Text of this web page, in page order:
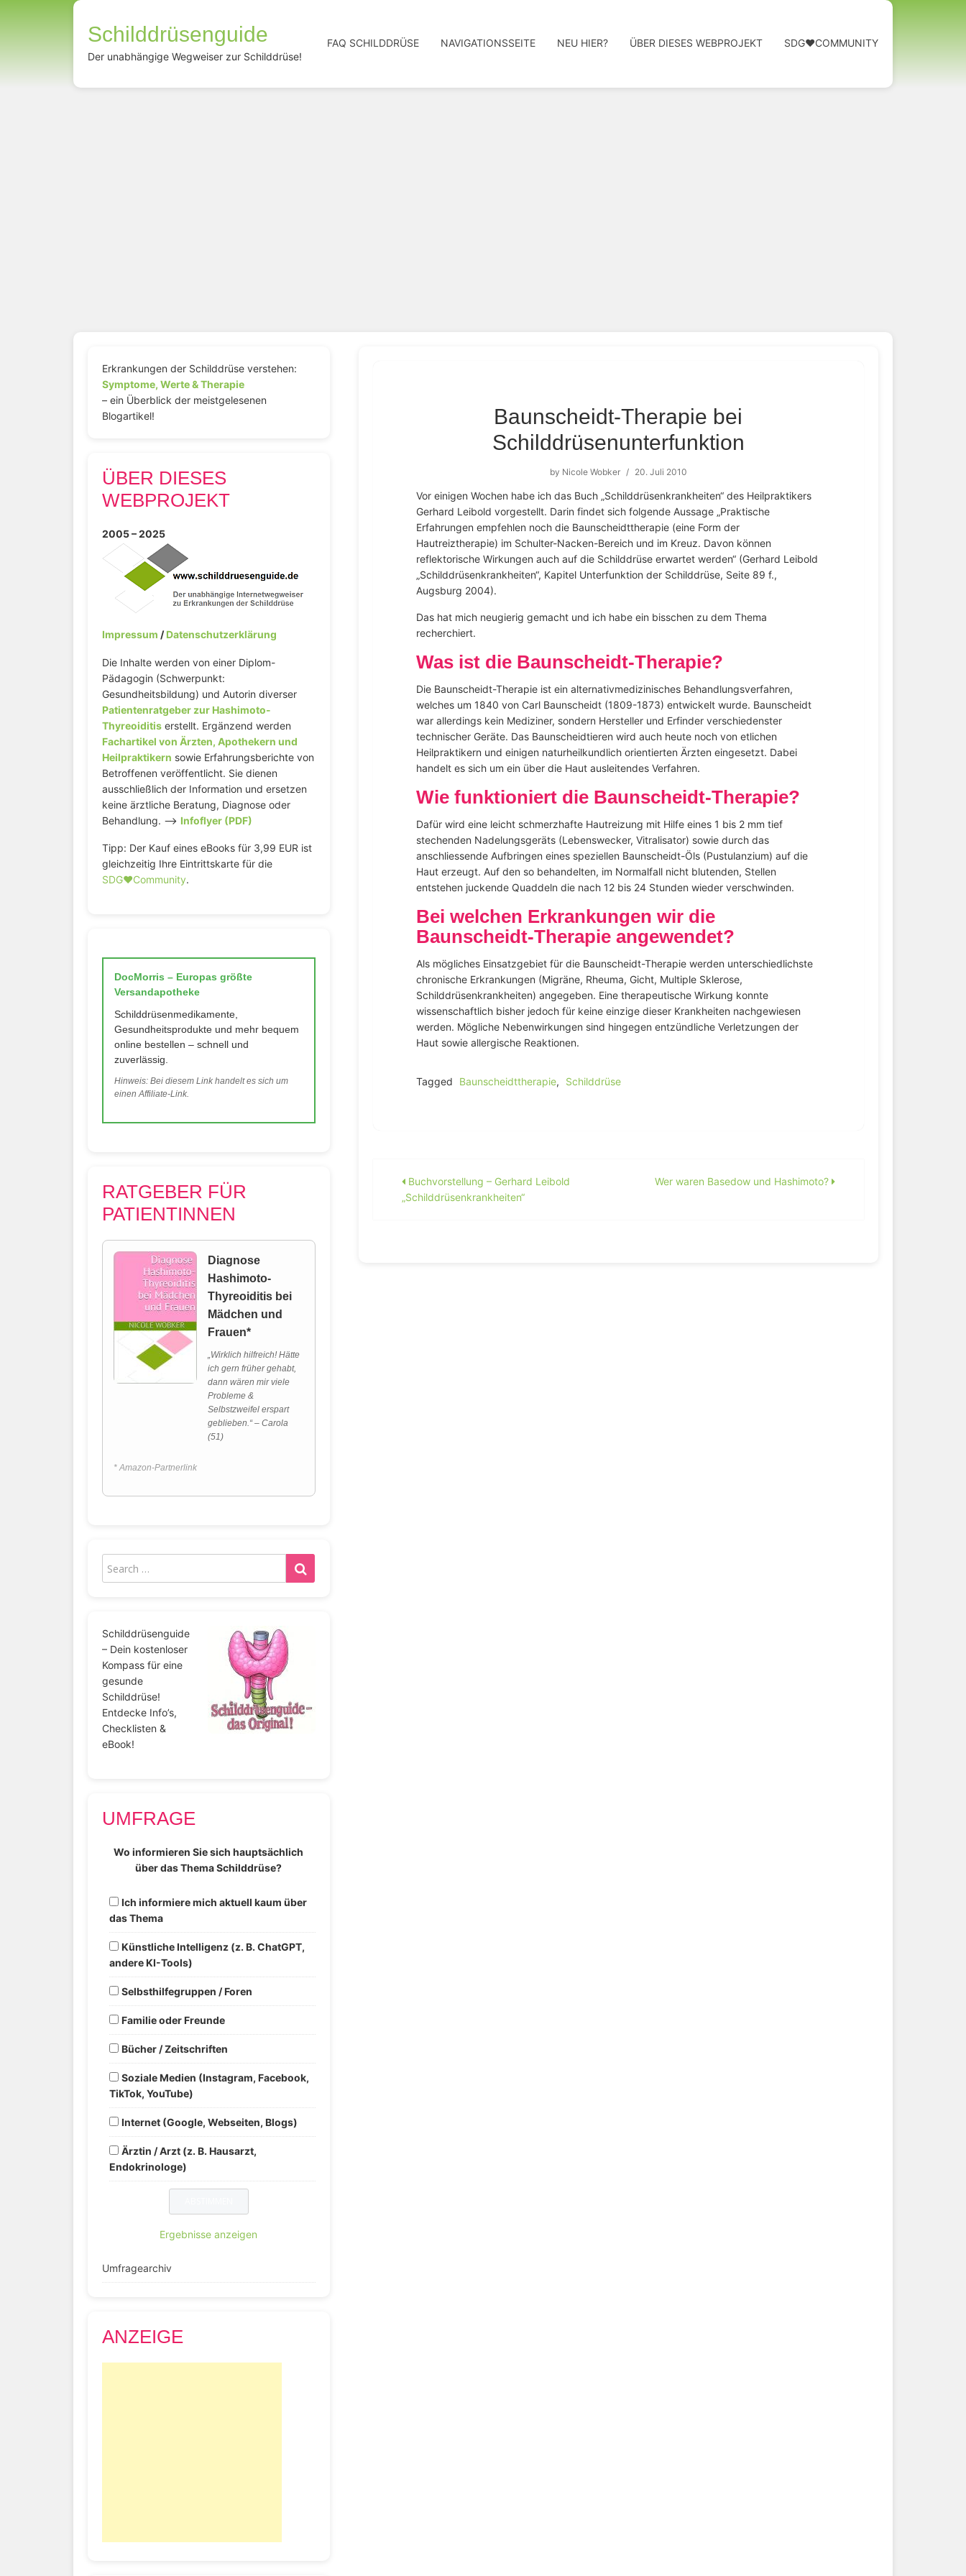
Schilddrüsenguide
Der unabhängige Wegweiser zur Schilddrüse!
FAQ SCHILDDRÜSE NAVIGATIONSSEITE NEU HIER? ÜBER DIESES WEBPROJEKT SDG❤️COMMUNITY
Baunscheidt-Therapie bei
Schilddrüsenunterfunktion
by Nicole Wobker / 20. Juli 2010
Vor einigen Wochen habe ich das Buch „Schilddrüsenkrankheiten“ des Heilpraktikers
Gerhard Leibold vorgestellt. Darin findet sich folgende Aussage „Praktische
Erfahrungen empfehlen noch die Baunscheidttherapie (eine Form der
Hautreiztherapie) im Schulter-Nacken-Bereich und im Kreuz. Davon können
reflektorische Wirkungen auch auf die Schilddrüse erwartet werden“ (Gerhard Leibold
„Schilddrüsenkrankheiten“, Kapitel Unterfunktion der Schilddrüse, Seite 89 f.,
Augsburg 2004).
Das hat mich neugierig gemacht und ich habe ein bisschen zu dem Thema
recherchiert.
Was ist die Baunscheidt-Therapie?
Die Baunscheidt-Therapie ist ein alternativmedizinisches Behandlungsverfahren,
welches um 1840 von Carl Baunscheidt (1809-1873) entwickelt wurde. Baunscheidt
war allerdings kein Mediziner, sondern Hersteller und Erfinder verschiedenster
technischer Geräte. Das Baunscheidtieren wird auch heute noch von etlichen
Heilpraktikern und einigen naturheilkundlich orientierten Ärzten eingesetzt. Dabei
handelt es sich um ein über die Haut ausleitendes Verfahren.
Wie funktioniert die Baunscheidt-Therapie?
Dafür wird eine leicht schmerzhafte Hautreizung mit Hilfe eines 1 bis 2 mm tief
stechenden Nadelungsgeräts (Lebenswecker, Vitralisator) sowie durch das
anschliessende Aufbringen eines speziellen Baunscheidt-Öls (Pustulanzium) auf die
Haut erzeugt. Auf den so behandelten, im Normalfall nicht blutenden, Stellen
entstehen juckende Quaddeln die nach 12 bis 24 Stunden wieder verschwinden.
Bei welchen Erkrankungen wir die
Baunscheidt-Therapie angewendet?
Als mögliches Einsatzgebiet für die Baunscheidt-Therapie werden unterschiedlichste
chronische Erkrankungen (Migräne, Rheuma, Gicht, Multiple Sklerose,
Schilddrüsenkrankheiten) angegeben. Eine therapeutische Wirkung konnte
wissenschaftlich bisher jedoch für keine einzige dieser Krankheiten nachgewiesen
werden. Mögliche Nebenwirkungen sind hingegen entzündliche Verletzungen der
Haut sowie allergische Reaktionen.
Tagged Baunscheidttherapie, Schilddrüse
Beitragsnavigation
Buchvorstellung – Gerhard Leibold
„Schilddrüsenkrankheiten“
Wer waren Basedow und Hashimoto?
Erkrankungen der Schilddrüse verstehen:
Symptome, Werte & Therapie
– ein Überblick der meistgelesenen
Blogartikel!
ÜBER DIESES
WEBPROJEKT
2005 – 2025
Impressum /Datenschutzerklärung
Die Inhalte werden von einer Diplom-
Pädagogin (Schwerpunkt:
Gesundheitsbildung) und Autorin diverser
Patientenratgeber zur Hashimoto-
Thyreoiditis erstellt. Ergänzend werden
Fachartikel von Ärzten, Apothekern und
Heilpraktikern sowie Erfahrungsberichte von
Betroffenen veröffentlicht. Sie dienen
ausschließlich der Information und ersetzen
keine ärztliche Beratung, Diagnose oder
Behandlung. –> Infoflyer (PDF)
Tipp: Der Kauf eines eBooks für 3,99 EUR ist
gleichzeitig Ihre Eintrittskarte für die
SDG♥️Community.
DocMorris – Europas größte
Versandapotheke
Schilddrüsenmedikamente,
Gesundheitsprodukte und mehr bequem
online bestellen – schnell und
zuverlässig.
Hinweis: Bei diesem Link handelt es sich um
einen Affiliate-Link.
RATGEBER FÜR
PATIENTINNEN
Diagnose
Hashimoto-
Thyreoiditis bei
Mädchen und
Frauen*
„Wirklich hilfreich! Hätte
ich gern früher gehabt,
dann wären mir viele
Probleme &
Selbstzweifel erspart
geblieben.“ – Carola
(51)
* Amazon-Partnerlink
Schilddrüsenguide
– Dein kostenloser
Kompass für eine
gesunde
Schilddrüse!
Entdecke Info’s,
Checklisten &
eBook!
UMFRAGE
Wo informieren Sie sich hauptsächlich
über das Thema Schilddrüse?
Ich informiere mich aktuell kaum über
das Thema
Künstliche Intelligenz (z. B. ChatGPT,
andere KI-Tools)
Selbsthilfegruppen / Foren
Familie oder Freunde
Bücher / Zeitschriften
Soziale Medien (Instagram, Facebook,
TikTok, YouTube)
Internet (Google, Webseiten, Blogs)
Ärztin / Arzt (z. B. Hausarzt,
Endokrinologe)
Ergebnisse anzeigen
Umfragearchiv
ANZEIGE